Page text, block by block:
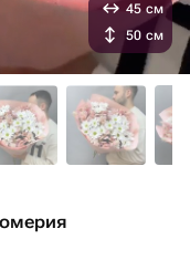
45 см
50 см